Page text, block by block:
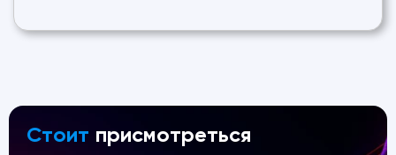
Стоит присмотреться